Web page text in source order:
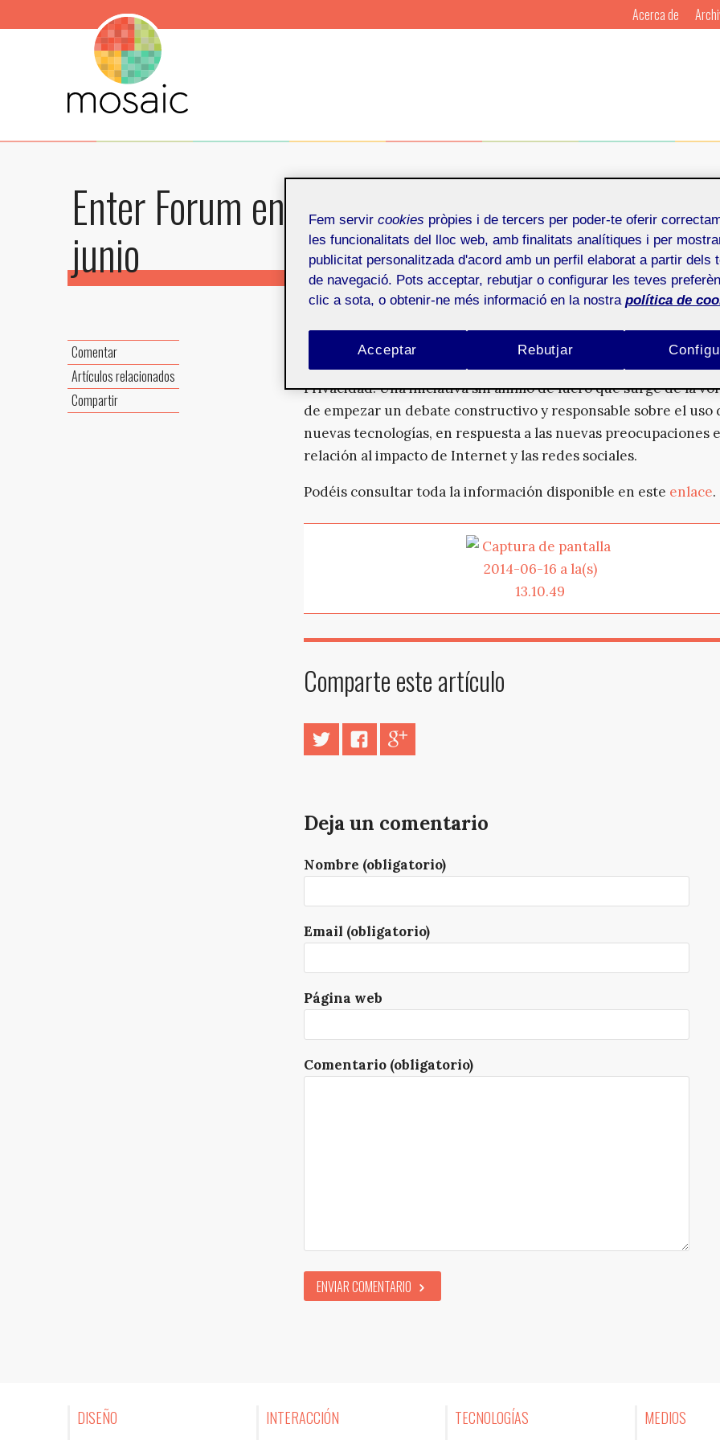
Enter Forum en Barcelona los días 16, 17 y 18
junio
Por Mosaic Publicado en 16
Comentar
Artículos relacionados
Compartir
Hoy lunes 16 de junio de 2014 y hasta el miércoles 18 tendrá
Forum en Barcelona. Un encuentro internacional sobre
Privacidad. Una iniciativa sin ánimo de lucro que surge de la
de empezar un debate constructivo y responsable sobre el uso
nuevas tecnologías, en respuesta a las nuevas preocupaciones
relación al impacto de Internet y las redes sociales.
Podéis consultar toda la información disponible en este enlace.
Comparte este artículo
Twitter Facebook
Deja un comentario
Nombre (obligatorio)
Email (obligatorio)
Página web
Comentario (obligatorio)
ENVIAR COMENTARIO
DISEÑO INTERACCIÓN TECNOLOGÍAS MEDIOS
Acerca de
Fem servir cookies pròpies i de tercers per poder-te oferir
les funcionalitats del lloc web, amb finalitats analítiques i per
publicitat personalitzada d'acord amb un perfil elaborat a partir dels
de navegació. Pots acceptar, rebutjar o configurar les teves
clic a sota, o obtenir-ne més informació en la nostra política de
Rebutjar
Acceptar